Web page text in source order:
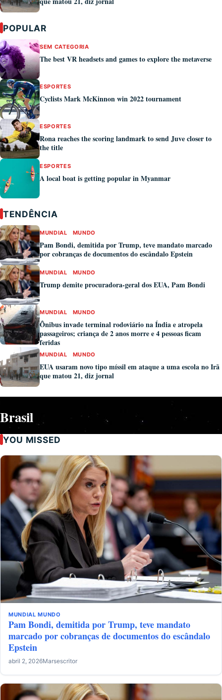
POPULAR
SEM CATEGORIA
The best VR headsets and games to explore the metaverse
ESPORTES
Cyclists Mark McKinnon win 2022 tournament
ESPORTES
Rona reaches the scoring landmark to send Juve closer to
the title
ESPORTES
A local boat is getting popular in Myanmar
TENDÊNCIA
MUNDIAL MUNDO
Pam Bondi, demitida por Trump, teve mandato marcado
por cobranças de documentos do escândalo Epstein
MUNDIAL MUNDO
Trump demite procuradora-geral dos EUA, Pam Bondi
MUNDIAL MUNDO
Ônibus invade terminal rodoviário na Índia e atropela
passageiros; criança de 2 anos morre e 4 pessoas ficam
feridas
MUNDIAL MUNDO
EUA usaram novo tipo míssil em ataque a uma escola no Irã
que matou 21, diz jornal
Brasil
YOU MISSED
MUNDIAL MUNDO
Pam Bondi, demitida por Trump, teve mandato
marcado por cobranças de documentos do escândalo
Epstein
abril 2, 2026Marsescritor